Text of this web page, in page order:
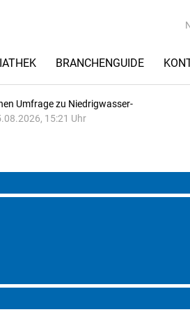
BRANCHENGUIDE
Umfrage zu Niedrigwasser-
15:21 Uhr